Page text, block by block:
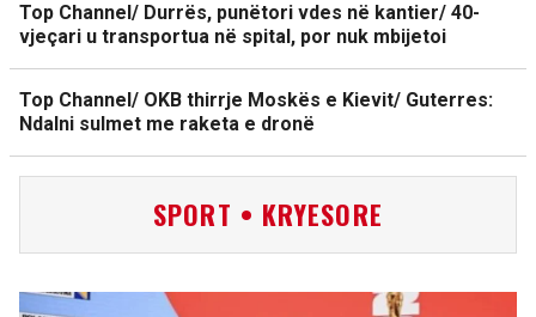
Top Channel/ Durrës, punëtori vdes në kantier/ 40-
vjeçari u transportua në spital, por nuk mbijetoi
Top Channel/ OKB thirrje Moskës e Kievit/ Guterres:
Ndalni sulmet me raketa e dronë
SPORT • KRYESORE